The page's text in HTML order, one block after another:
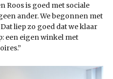
Roos is goed met sociale
ander. We begonnen met
liep zo goed dat we klaar
een eigen winkel met